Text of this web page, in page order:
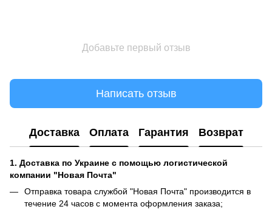
Добавьте первый отзыв
Написать отзыв
Доставка Оплата Гарантия Возврат
1. Доставка по Украине с помощью логистической
компании "Новая Почта"
Отправка товара службой "Новая Почта" производится в
течение 24 часов с момента оформления заказа;